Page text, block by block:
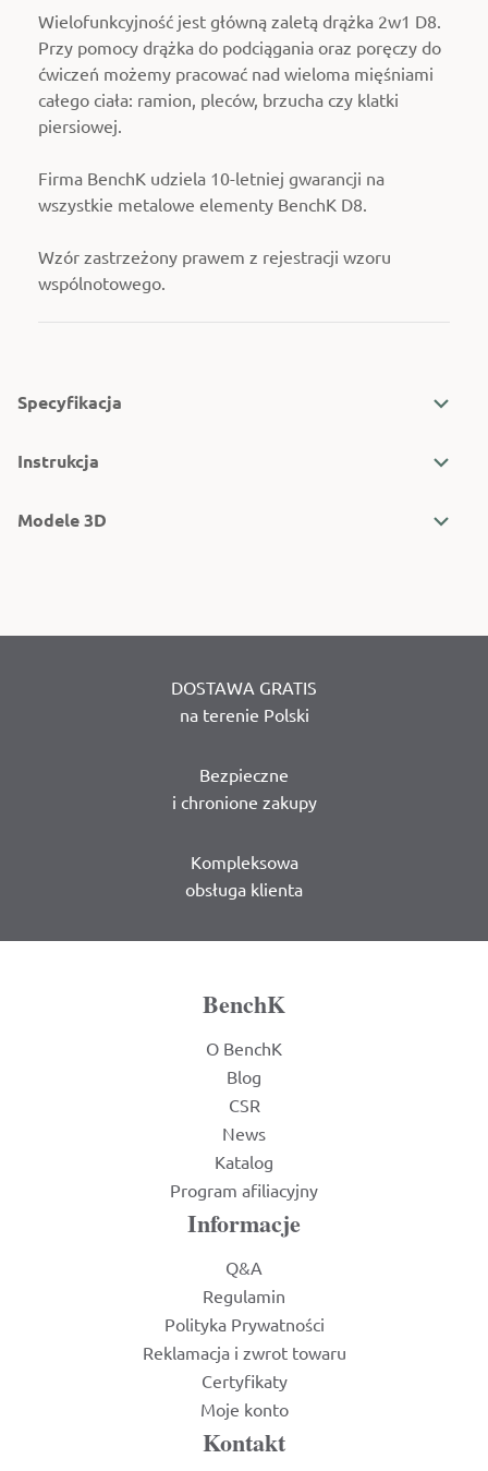
Wielofunkcyjność jest główną zaletą drążka 2w1 D8.
Przy pomocy drążka do podciągania oraz poręczy do
ćwiczeń możemy pracować nad wieloma mięśniami
całego ciała: ramion, pleców, brzucha czy klatki
piersiowej.
Firma BenchK udziela 10-letniej gwarancji na
wszystkie metalowe elementy BenchK D8.
Wzór zastrzeżony prawem z rejestracji wzoru
wspólnotowego.
Specyfikacja
Instrukcja
Modele 3D
DOSTAWA GRATIS
na terenie Polski
Bezpieczne
i chronione zakupy
Kompleksowa
obsługa klienta
BenchK
O BenchK
Blog
CSR
News
Katalog
Program afiliacyjny
Informacje
Q&A
Regulamin
Polityka Prywatności
Reklamacja i zwrot towaru
Certyfikaty
Moje konto
Kontakt